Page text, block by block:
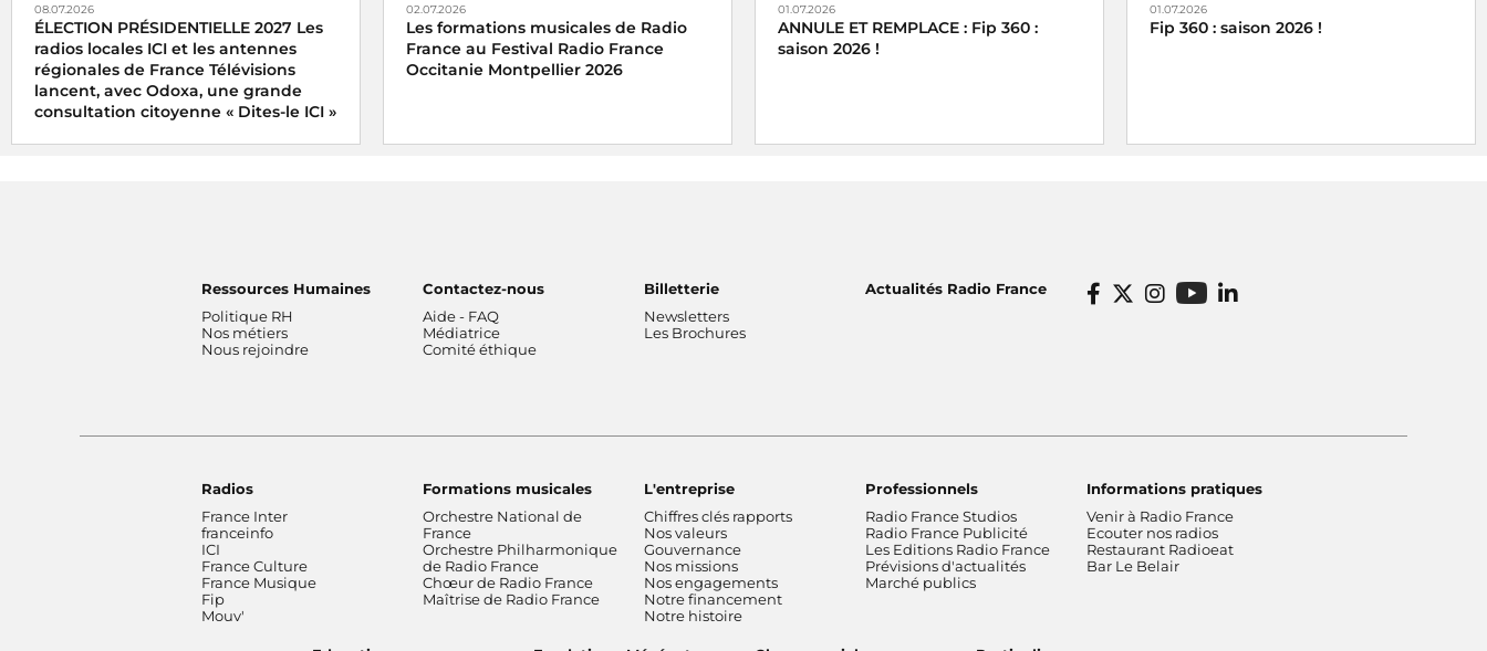
08.07.2026
ÉLECTION PRÉSIDENTIELLE 2027 Les
radios locales ICI et les antennes
régionales de France Télévisions
lancent, avec Odoxa, une grande
consultation citoyenne « Dites-le ICI »
02.07.2026
Les formations musicales de Radio
France au Festival Radio France
Occitanie Montpellier 2026
01.07.2026
ANNULE ET REMPLACE : Fip 360 :
saison 2026 !
01.07.2026
Fip 360 : saison 2026 !
Ressources Humaines
Politique RH
Nos métiers
Nous rejoindre
Contactez-nous
Aide - FAQ
Médiatrice
Comité éthique
Billetterie
Newsletters
Les Brochures
Actualités Radio France
Radios
France Inter
franceinfo
ICI
France Culture
France Musique
Fip
Mouv'
Formations musicales
Orchestre National de
France
Orchestre Philharmonique
de Radio France
Chœur de Radio France
Maîtrise de Radio France
L'entreprise
Chiffres clés rapports
Nos valeurs
Gouvernance
Nos missions
Nos engagements
Notre financement
Notre histoire
Professionnels
Radio France Studios
Radio France Publicité
Les Editions Radio France
Prévisions d'actualités
Marché publics
Informations pratiques
Venir à Radio France
Ecouter nos radios
Restaurant Radioeat
Bar Le Belair